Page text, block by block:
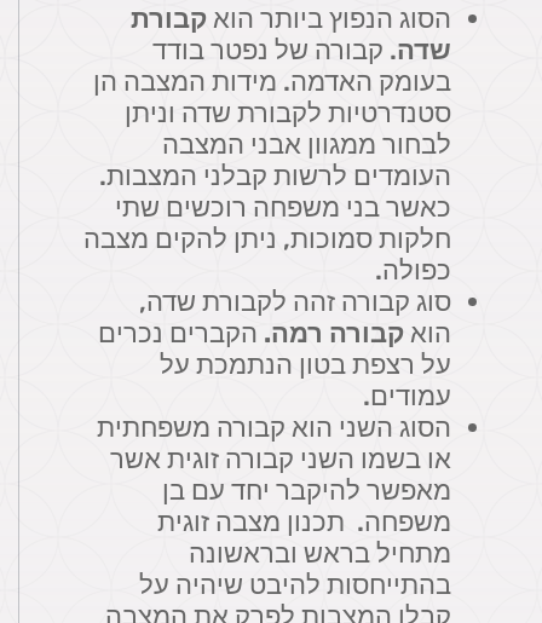
הסוג הנפוץ ביותר הואקבורת
שדה. קבורה של נפטר בודד
בעומק האדמה. מידות המצבה הן
סטנדרטיות לקבורת שדה וניתן
לבחור ממגוון אבני המצבה
העומדים לרשות קבלני המצבות.
כאשר בני משפחה רוכשים שתי
חלקות סמוכות, ניתן להקים מצבה
כפולה.
סוג קבורה זהה לקבורת שדה,
הואקבורה רמה. הקברים נכרים
על רצפת בטון הנתמכת על
עמודים.
הסוג השני הוא קבורה משפחתית
או בשמו השני קבורה זוגית אשר
מאפשר להיקבר יחד עם בן
משפחה. תכנון מצבה זוגית
מתחיל בראש ובראשונה
בהתייחסות להיבט שיהיה על
קבלן המצבות לפרק את המצבה